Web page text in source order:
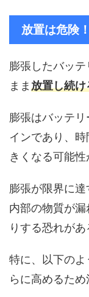
放置は危険
膨張したバッ
まま放置し続
膨張はバッテ
インであり、
きくなる可能性
膨張が限界に達
内部の物質が
りする恐れがあ
特に、以下の
らに高めるため